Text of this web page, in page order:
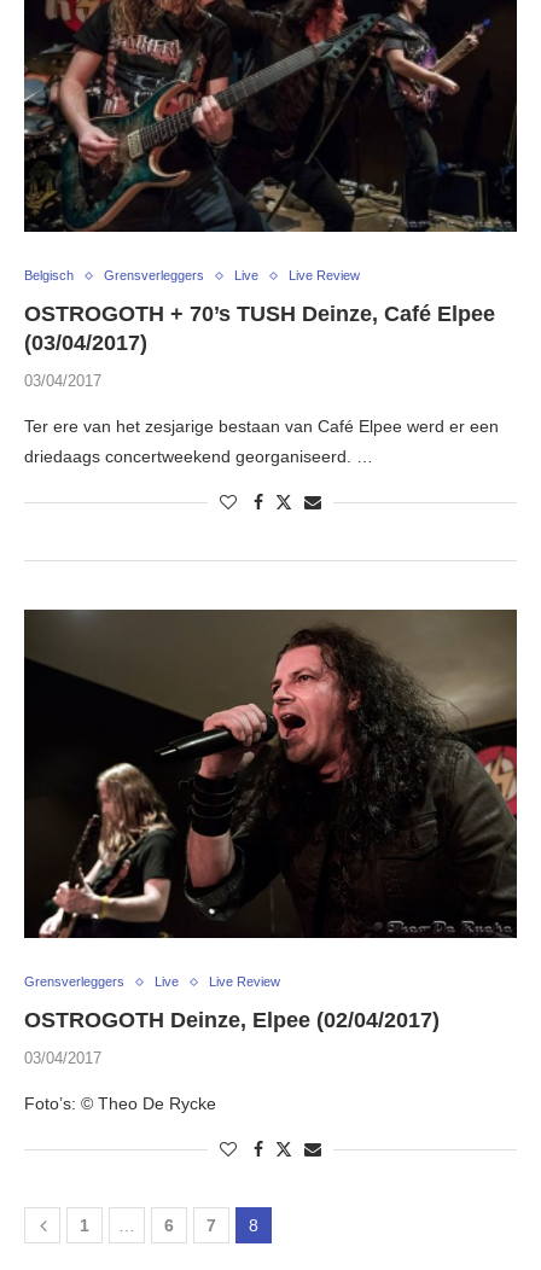
Belgisch Grensverleggers Live Live Review
OSTROGOTH + 70’s TUSH Deinze, Café Elpee
(03/04/2017)
03/04/2017
Ter ere van het zesjarige bestaan van Café Elpee werd er een
driedaags concertweekend georganiseerd. …
Grensverleggers Live Live Review
OSTROGOTH Deinze, Elpee (02/04/2017)
03/04/2017
Foto’s: © Theo De Rycke
1 … 6 7 8